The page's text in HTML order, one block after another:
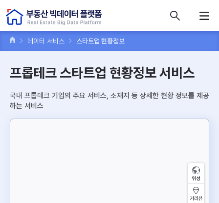
데이터 서비스 스타트업 현황정보
프롭테크 스타트업 현황정보 서비스
국내 프롭테크 기업의 주요 서비스, 소재지 등 상세한 현황 정보를 제공
하는 서비스
위성
거리뷰